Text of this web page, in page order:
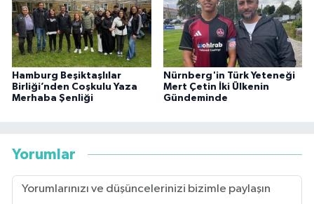
Hamburg Beşiktaşlılar
Birliği’nden Coşkulu Yaza
Merhaba Şenliği
Nürnberg'in Türk Yeteneği
Mert Çetin İki Ülkenin
Gündeminde
Yorumlar